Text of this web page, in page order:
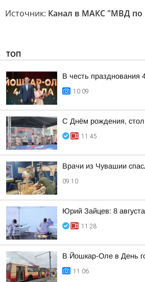
Источник: Канал в МАКС "МВД по
ТОП
В честь празднования
10:09
С Днём рождения,
11:45
Врачи из Чувашии
09:10
Юрий Зайцев: 8
11:28
В Йошкар-Оле в День
11:06